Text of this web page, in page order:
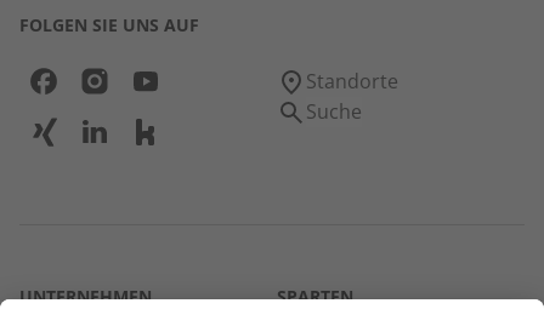
FOLGEN SIE UNS AUF
Standorte
Suche
UNTERNEHMEN SPARTEN